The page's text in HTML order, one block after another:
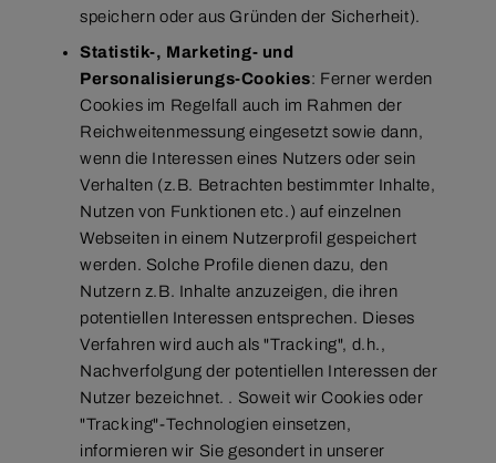
speichern oder aus Gründen der Sicherheit).
Statistik-, Marketing- und
Personalisierungs-Cookies: Ferner werden
Cookies im Regelfall auch im Rahmen der
Reichweitenmessung eingesetzt sowie dann,
wenn die Interessen eines Nutzers oder sein
Verhalten (z.B. Betrachten bestimmter Inhalte,
Nutzen von Funktionen etc.) auf einzelnen
Webseiten in einem Nutzerprofil gespeichert
werden. Solche Profile dienen dazu, den
Nutzern z.B. Inhalte anzuzeigen, die ihren
potentiellen Interessen entsprechen. Dieses
Verfahren wird auch als "Tracking", d.h.,
Nachverfolgung der potentiellen Interessen der
Nutzer bezeichnet. . Soweit wir Cookies oder
"Tracking"-Technologien einsetzen,
informieren wir Sie gesondert in unserer